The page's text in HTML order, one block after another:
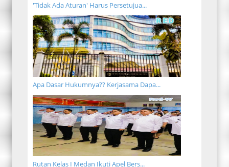
'Tidak Ada Aturan' Harus Persetujua...
Apa Dasar Hukumnya?? Kerjasama Dapa...
Rutan Kelas I Medan Ikuti Apel Bers...